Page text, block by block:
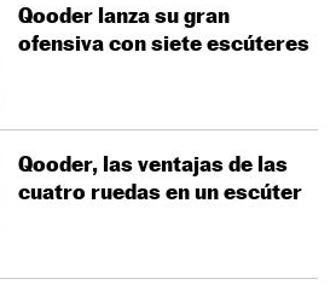
Qooder lanza su gran
ofensiva con siete escúteres
Qooder, las ventajas de las
cuatro ruedas en un escúter